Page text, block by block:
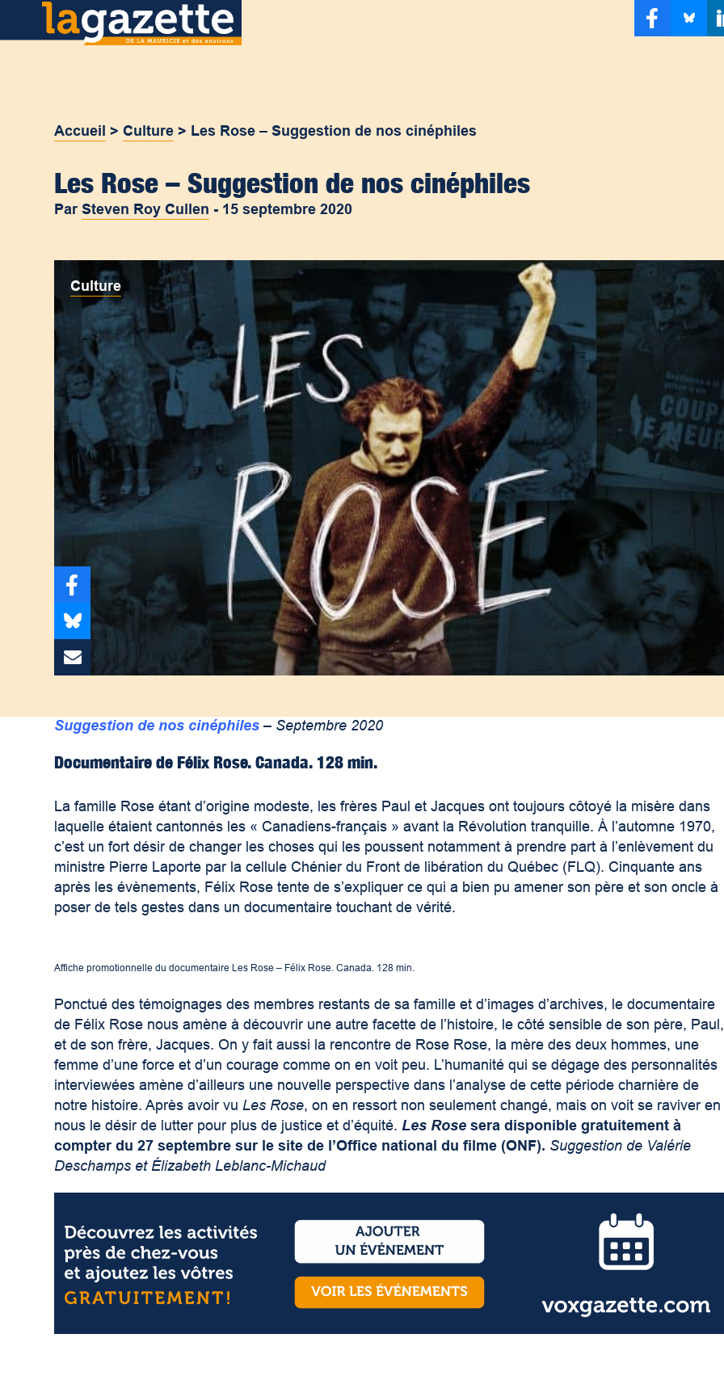
Accueil >Culture > Les Rose – Suggestion de nos cinéphiles
Les Rose – Suggestion de nos cinéphiles
ParSteven Roy Cullen - 15 septembre 2020
Culture
Suggestion de nos cinéphiles – Septembre 2020
Documentaire de Félix Rose. Canada. 128 min.
La famille Rose étant d’origine modeste, les frères Paul et Jacques ont toujours côtoyé la misère dans
laquelle étaient cantonnés les « Canadiens-français » avant la Révolution tranquille. À l’automne 1970,
c’est un fort désir de changer les choses qui les poussent notamment à prendre part à l’enlèvement du
ministre Pierre Laporte par la cellule Chénier du Front de libération du Québec (FLQ). Cinquante ans
après les évènements, Félix Rose tente de s’expliquer ce qui a bien pu amener son père et son oncle à
poser de tels gestes dans un documentaire touchant de vérité.
Affiche promotionnelle du documentaire Les Rose – Félix Rose. Canada. 128 min.
Ponctué des témoignages des membres restants de sa famille et d’images d’archives, le documentaire
de Félix Rose nous amène à découvrir une autre facette de l’histoire, le côté sensible de son père, Paul,
et de son frère, Jacques. On y fait aussi la rencontre de Rose Rose, la mère des deux hommes, une
femme d’une force et d’un courage comme on en voit peu. L’humanité qui se dégage des personnalités
interviewées amène d’ailleurs une nouvelle perspective dans l’analyse de cette période charnière de
notre histoire. Après avoir vuLes Rose, on en ressort non seulement changé, mais on voit se raviver en
nous le désir de lutter pour plus de justice et d’équité. Les Rose sera disponible gratuitement à
compter du 27 septembre sur le site de l’Office national du filme (ONF). Suggestion de Valérie
Deschamps et Élizabeth Leblanc-Michaud